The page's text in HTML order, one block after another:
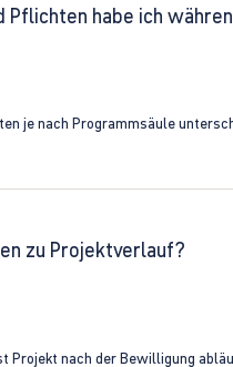
Pflichten habe ich
je nach Programmsäule
zu Projektverlauf?
Projekt nach der Bewilligung